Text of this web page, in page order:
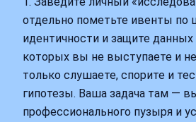
отдельно пометьте ивенты по
идентичности и защите данных
которых вы не выступаете и
только слушаете, спорите и
гипотезы. Ваша задача там —
профессионального пузыря и